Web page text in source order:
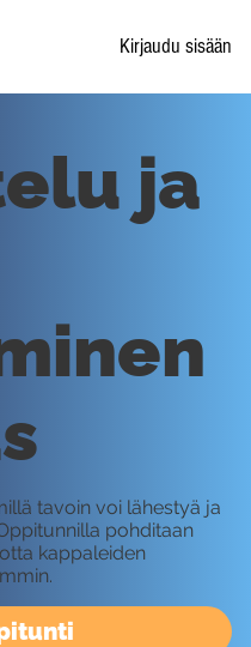
Kirjaudu sisään
ja
tavoin voi lähestyä ja
pohditaan
kappaleiden